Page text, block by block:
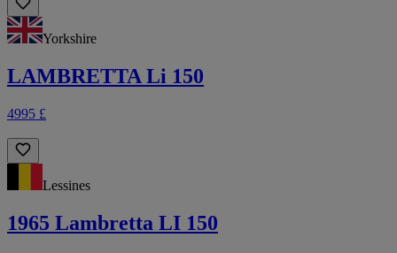
Yorkshire
LAMBRETTA Li 150
4995 £
Lessines
1965 Lambretta LI 150